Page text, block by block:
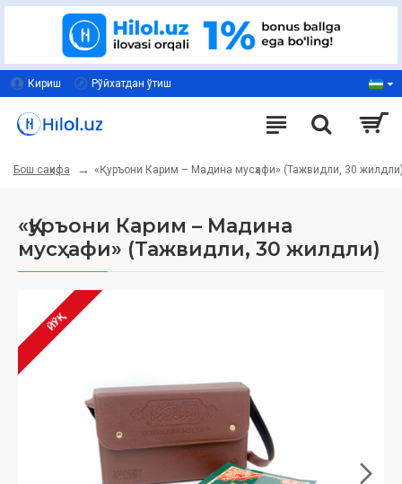
Кириш Рўйхатдан ўтиш
Бош саҳифа «Қуръони Карим – Мадина мусҳафи» (Тажвидли, 30
«Қуръони Карим – Мадина
мусҳафи» (Тажвидли, 30 жилдли)
ЙЎҚ